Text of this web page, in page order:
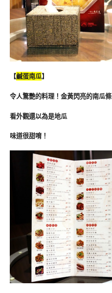
【鹹蛋南瓜】
令人驚艷的料理！金黃閃亮的南瓜條
看外觀還以為是地瓜
味道很甜唷！